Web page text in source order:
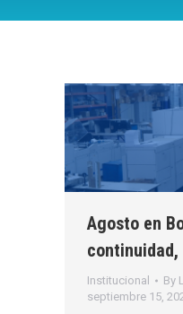
Agosto en
Institucional By
septiembre 15,